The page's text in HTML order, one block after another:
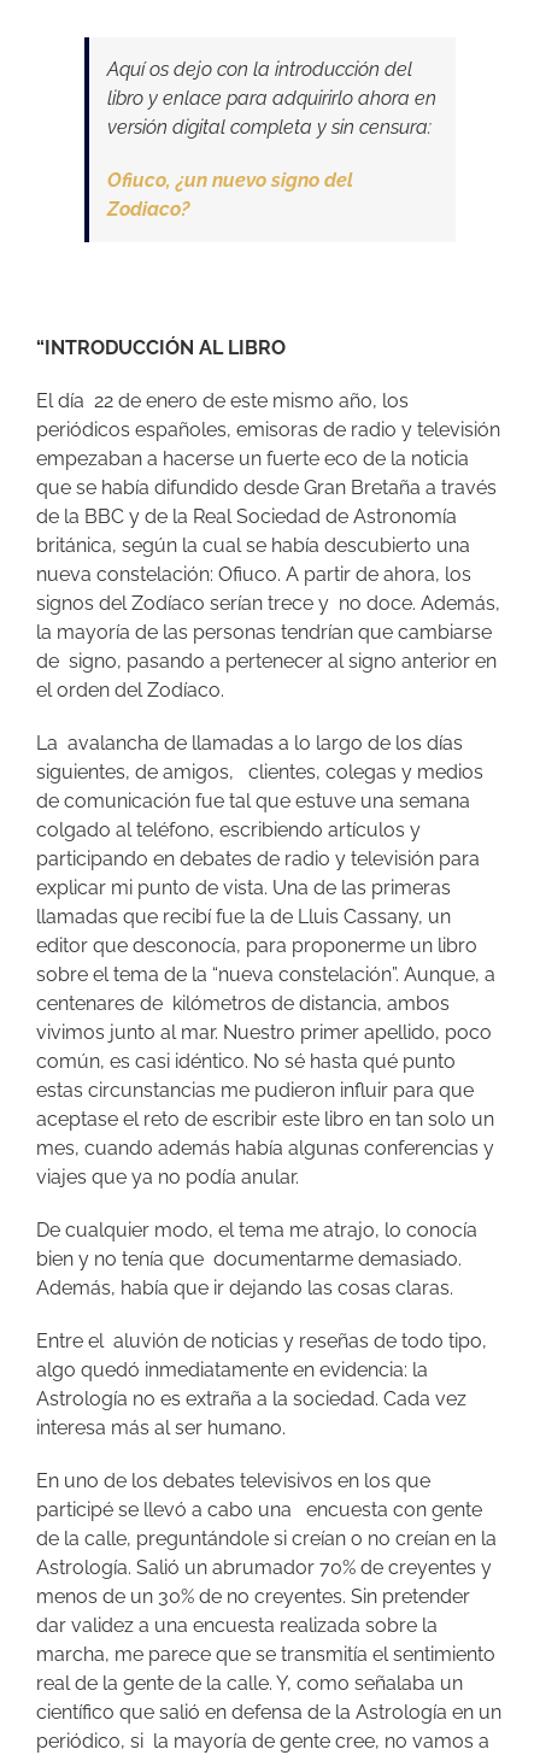
Aquí os dejo con la introducción del
libro y enlace para adquirirlo ahora en
versión digital completa y sin censura:
Ofiuco, ¿un nuevo signo del
Zodiaco?
“INTRODUCCIÓN AL LIBRO
El día 22 de enero de este mismo año, los
periódicos españoles, emisoras de radio y televisión
empezaban a hacerse un fuerte eco de la noticia
que se había difundido desde Gran Bretaña a través
de la BBC y de la Real Sociedad de Astronomía
británica, según la cual se había descubierto una
nueva constelación: Ofiuco. A partir de ahora, los
signos del Zodíaco serían trece y no doce. Además,
la mayoría de las personas tendrían que cambiarse
de signo, pasando a pertenecer al signo anterior en
el orden del Zodíaco.
La avalancha de llamadas a lo largo de los días
siguientes, de amigos, clientes, colegas y medios
de comunicación fue tal que estuve una semana
colgado al teléfono, escribiendo artículos y
participando en debates de radio y televisión para
explicar mi punto de vista. Una de las primeras
llamadas que recibí fue la de Lluis Cassany, un
editor que desconocía, para proponerme un libro
sobre el tema de la “nueva constelación”. Aunque, a
centenares de kilómetros de distancia, ambos
vivimos junto al mar. Nuestro primer apellido, poco
común, es casi idéntico. No sé hasta qué punto
estas circunstancias me pudieron influir para que
aceptase el reto de escribir este libro en tan solo un
mes, cuando además había algunas conferencias y
viajes que ya no podía anular.
De cualquier modo, el tema me atrajo, lo conocía
bien y no tenía que documentarme demasiado.
Además, había que ir dejando las cosas claras.
Entre el aluvión de noticias y reseñas de todo tipo,
algo quedó inmediatamente en evidencia: la
Astrología no es extraña a la sociedad. Cada vez
interesa más al ser humano.
En uno de los debates televisivos en los que
participé se llevó a cabo una encuesta con gente
de la calle, preguntándole si creían o no creían en la
Astrología. Salió un abrumador 70% de creyentes y
menos de un 30% de no creyentes. Sin pretender
dar validez a una encuesta realizada sobre la
marcha, me parece que se transmitía el sentimiento
real de la gente de la calle. Y, como señalaba un
científico que salió en defensa de la Astrología en un
periódico, si la mayoría de gente cree, no vamos a